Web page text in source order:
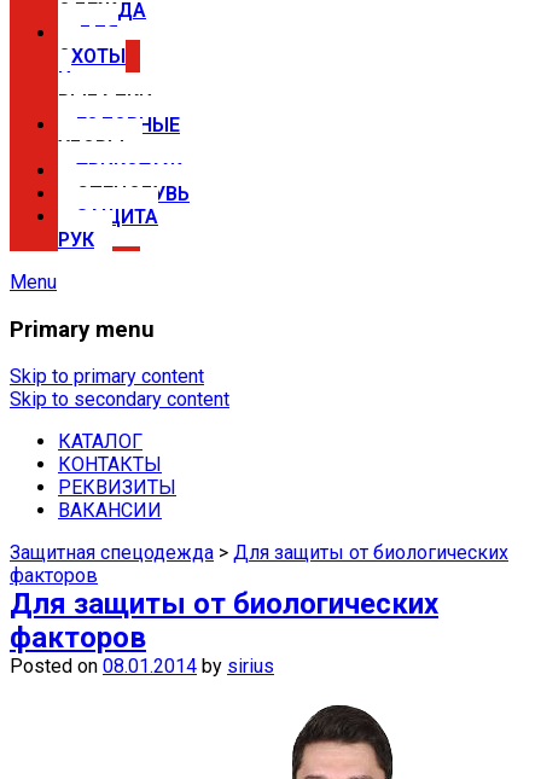
ОДЕЖДА
ДЛЯ
ОХОТЫ
И
РЫБАЛКИ
ГОЛОВНЫЕ
УБОРЫ
ТРИКОТАЖ
СПЕЦОБУВЬ
ЗАЩИТА
РУК
Menu
Спецодежда в Самаре —
магазины Сириус
Купить спецодежду, спецобувь,
средства защиты недорого можно в
наших магазинах в Самаре.
Primary menu
Skip to primary content
Skip to secondary content
КАТАЛОГ
КОНТАКТЫ
РЕКВИЗИТЫ
ВАКАНСИИ
Защитная спецодежда > Для защиты от биологических
факторов
Для защиты от биологических
факторов
Posted on 08.01.2014 by sirius